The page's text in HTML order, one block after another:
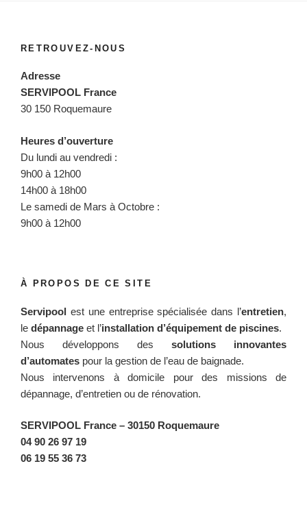
RETROUVEZ-NOUS
Adresse
SERVIPOOL France
30 150 Roquemaure
Heures d’ouverture
Du lundi au vendredi :
9h00 à 12h00
14h00 à 18h00
Le samedi de Mars à Octobre :
9h00 à 12h00
À PROPOS DE CE SITE
Servipool est une entreprise spécialisée dans l’entretien,
le dépannage et l’installation d’équipement de piscines.
Nous développons des solutions innovantes
d’automates pour la gestion de l’eau de baignade.
Nous intervenons à domicile pour des missions de
dépannage, d’entretien ou de rénovation.
SERVIPOOL France – 30150 Roquemaure
04 90 26 97 19
06 19 55 36 73